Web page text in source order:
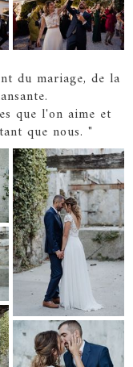
du mariage, de la
que l'on aime et
que nous. "